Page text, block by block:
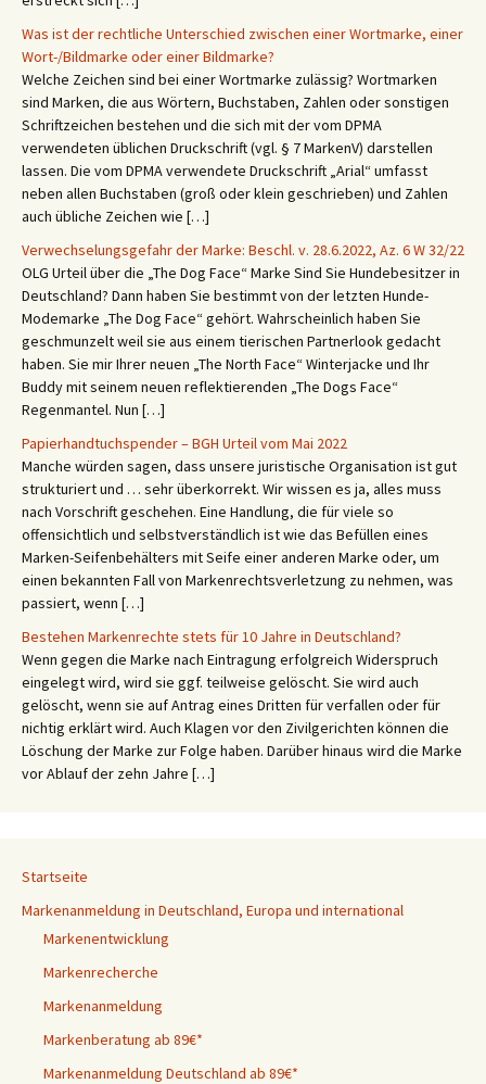
Was ist der rechtliche Unterschied zwischen einer Wortmarke, einer
Wort-/Bildmarke oder einer Bildmarke?
Welche Zeichen sind bei einer Wortmarke zulässig? Wortmarken
sind Marken, die aus Wörtern, Buchstaben, Zahlen oder sonstigen
Schriftzeichen bestehen und die sich mit der vom DPMA
verwendeten üblichen Druckschrift (vgl. § 7 MarkenV) darstellen
lassen. Die vom DPMA verwendete Druckschrift „Arial“ umfasst
neben allen Buchstaben (groß oder klein geschrieben) und Zahlen
auch übliche Zeichen wie […]
Verwechselungsgefahr der Marke: Beschl. v. 28.6.2022, Az. 6 W 32/22
OLG Urteil über die „The Dog Face“ Marke Sind Sie Hundebesitzer in
Deutschland? Dann haben Sie bestimmt von der letzten Hunde-
Modemarke „The Dog Face“ gehört. Wahrscheinlich haben Sie
geschmunzelt weil sie aus einem tierischen Partnerlook gedacht
haben. Sie mir Ihrer neuen „The North Face“ Winterjacke und Ihr
Buddy mit seinem neuen reflektierenden „The Dogs Face“
Regenmantel. Nun […]
Papierhandtuchspender – BGH Urteil vom Mai 2022
Manche würden sagen, dass unsere juristische Organisation ist gut
strukturiert und … sehr überkorrekt. Wir wissen es ja, alles muss
nach Vorschrift geschehen. Eine Handlung, die für viele so
offensichtlich und selbstverständlich ist wie das Befüllen eines
Marken-Seifenbehälters mit Seife einer anderen Marke oder, um
einen bekannten Fall von Markenrechtsverletzung zu nehmen, was
passiert, wenn […]
Bestehen Markenrechte stets für 10 Jahre in Deutschland?
Wenn gegen die Marke nach Eintragung erfolgreich Widerspruch
eingelegt wird, wird sie ggf. teilweise gelöscht. Sie wird auch
gelöscht, wenn sie auf Antrag eines Dritten für verfallen oder für
nichtig erklärt wird. Auch Klagen vor den Zivilgerichten können die
Löschung der Marke zur Folge haben. Darüber hinaus wird die Marke
vor Ablauf der zehn Jahre […]
Startseite
Markenanmeldung in Deutschland, Europa und international
Markenentwicklung
Markenrecherche
Markenanmeldung
Markenberatung ab 89€*
Markenanmeldung Deutschland ab 89€*